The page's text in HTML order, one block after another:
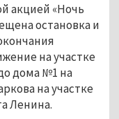
акцией «Ночь
остановка и
на участке
дома №1 на
на участке
Ленина.